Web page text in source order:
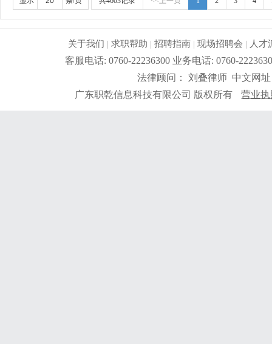
题:4、熟练使用电脑办公软件。更详细...
关于我们 |求职帮助 |招聘指南 |现场招聘会 | 人才
客服电话: 0760-22236300 业务电话: 0760-
法律顾问： 刘叠律师 中文网
广东职乾信息科技有限公司 版权所有
营业